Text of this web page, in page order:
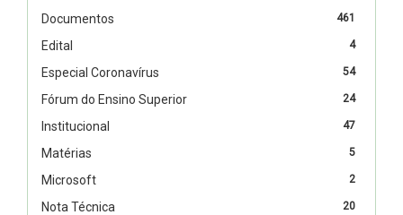
461
Documentos
4
Edital
54
Especial Coronavírus
24
Fórum do Ensino Superior
47
Institucional
5
Matérias
2
Microsoft
20
Nota Técnica